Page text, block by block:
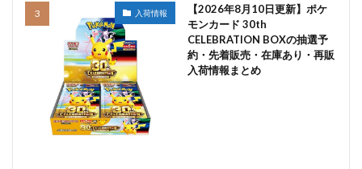
入荷情報
【2026年8月10日更新】ポケ
モンカード 30th
CELEBRATION BOXの抽選予
約・先着販売・在庫あり・再販
入荷情報まとめ